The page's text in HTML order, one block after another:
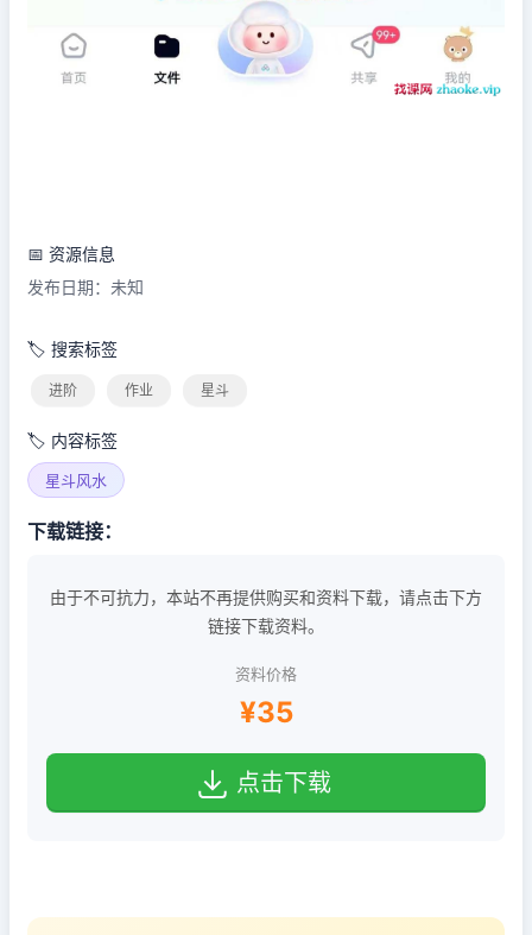
📅 资源信息
发布日期：未知
🏷️ 搜索标签
进阶 作业 星斗
🏷️ 内容标签
星斗风水
下载链接：
由于不可抗力，本站不再提供购买和资料下载，请点击下方
链接下载资料。
资料价格
¥35
点击下载